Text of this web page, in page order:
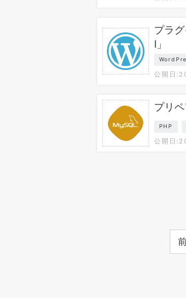
プラ
I」
公開日
プリ
PHP
公開日